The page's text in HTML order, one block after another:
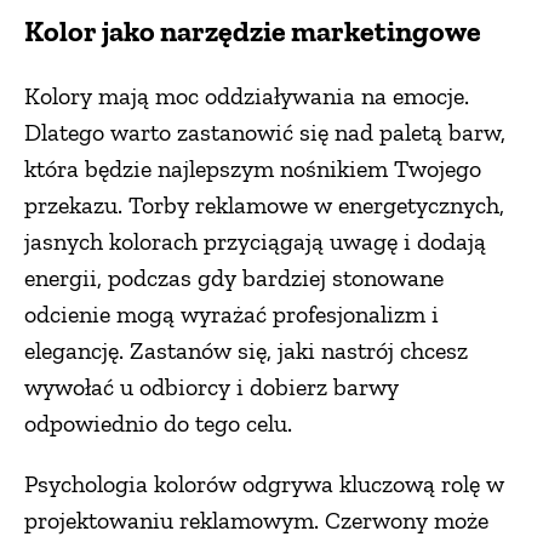
Kolor jako narzędzie marketingowe
Kolory mają moc oddziaływania na emocje.
Dlatego warto zastanowić się nad paletą barw,
która będzie najlepszym nośnikiem Twojego
przekazu. Torby reklamowe w energetycznych,
jasnych kolorach przyciągają uwagę i dodają
energii, podczas gdy bardziej stonowane
odcienie mogą wyrażać profesjonalizm i
elegancję. Zastanów się, jaki nastrój chcesz
wywołać u odbiorcy i dobierz barwy
odpowiednio do tego celu.
Psychologia kolorów odgrywa kluczową rolę w
projektowaniu reklamowym. Czerwony może